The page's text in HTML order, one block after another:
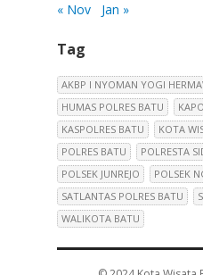
« Nov
Jan »
Tag
AKBP I NYOMAN YOGI
HUMAS POLRES BATU
KASPOLRES BATU
KOTA
POLRES BATU
POLRESTA
POLSEK JUNREJO
POLSEK
SATLANTAS POLRES BATU
WALIKOTA BATU